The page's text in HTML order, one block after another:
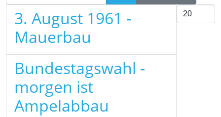
Anzeige #
3. August 1961 -
Mauerbau
Bundestagswahl -
morgen ist
Ampelabbau